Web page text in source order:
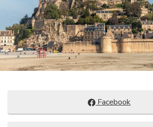
Compartir
en
Facebook